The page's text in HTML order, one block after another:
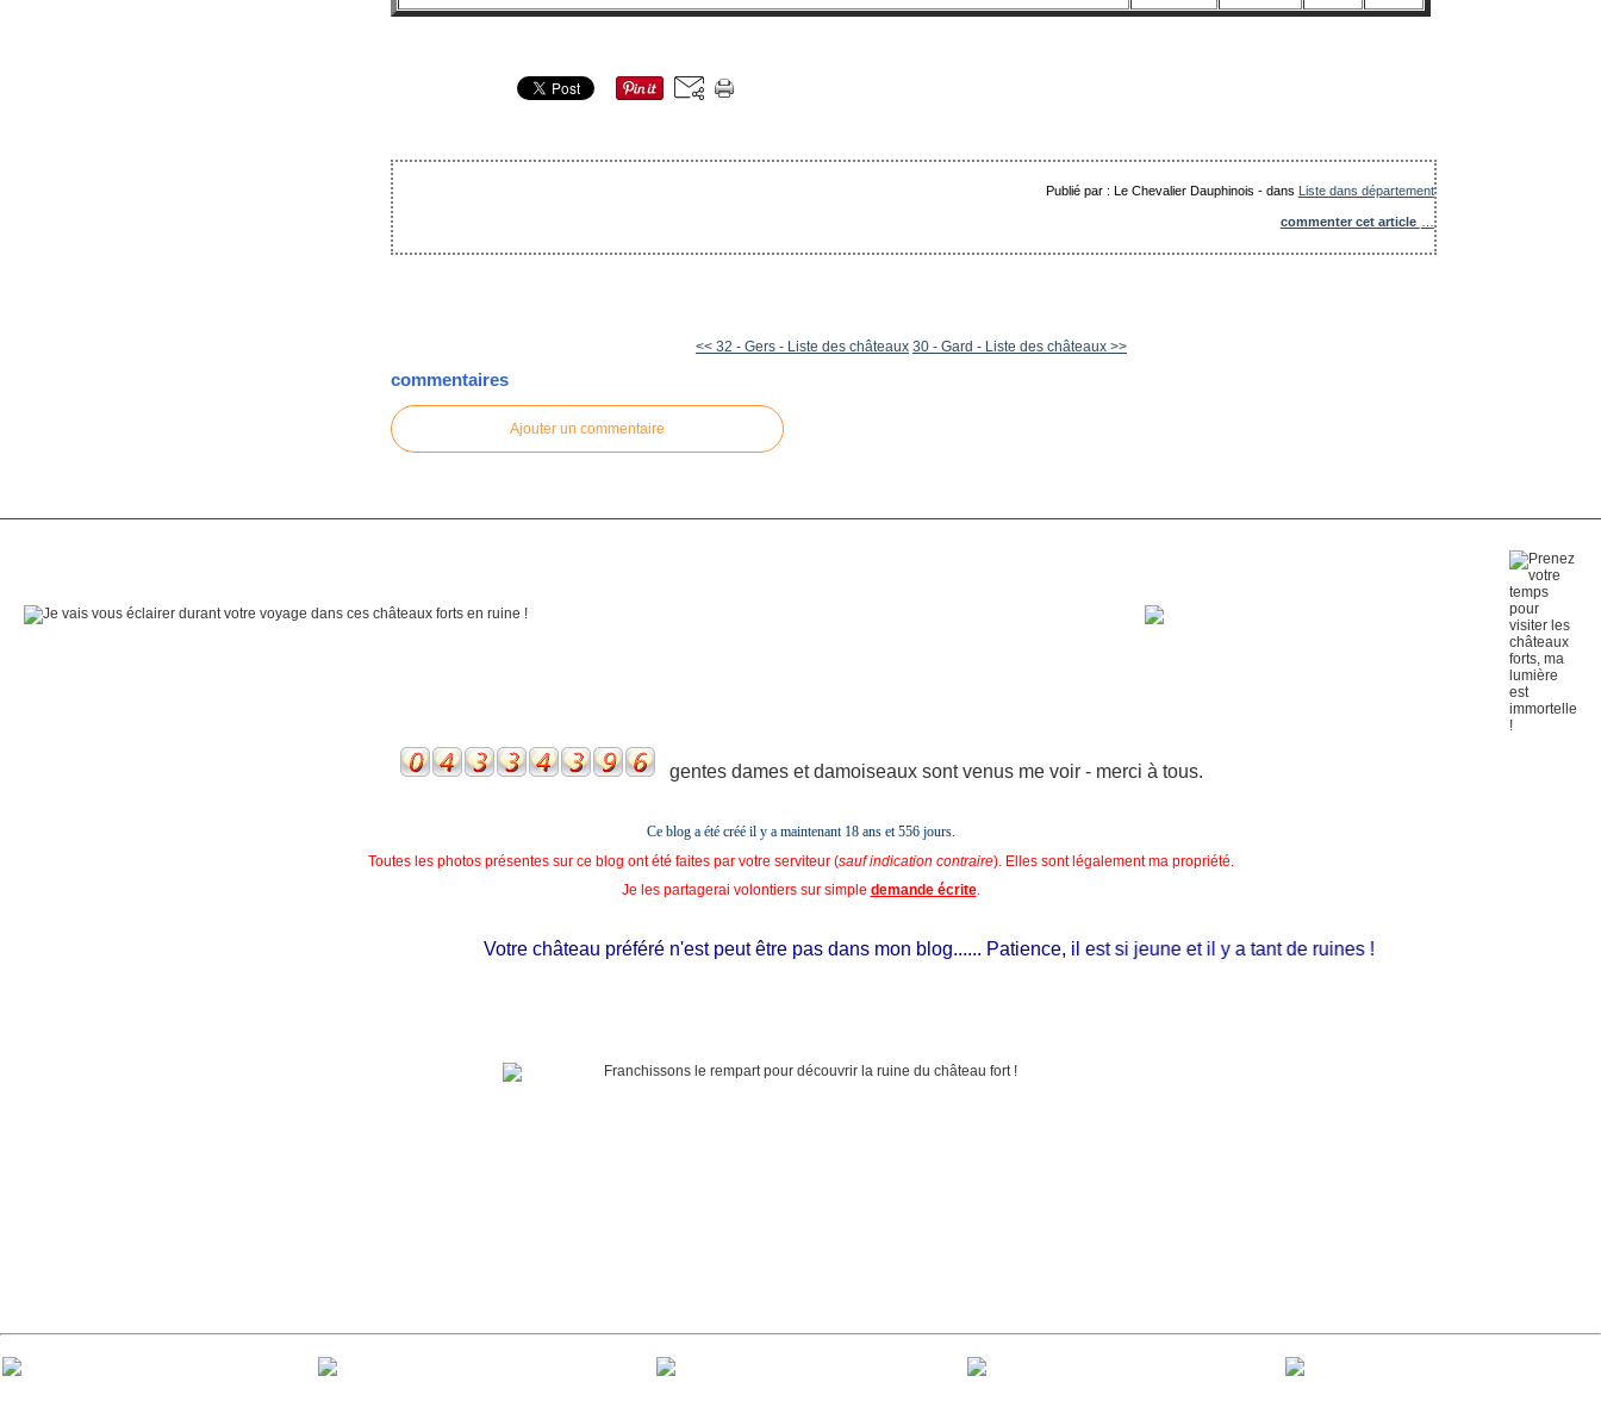
Publié par : Le Chevalier Dauphinois -dans Liste dans département
commenter cet article
<< 32 - Gers - Liste des châteaux 30 - Gard - Liste des châteaux >>
commentaires
Ajouter un commentaire
gentes dames et damoiseaux sont venus me voir - merci à tous.
Ce blog a été créé il y a maintenant 18 ans et 556 jours.
Toutes les photos présentes sur ce blog ont été faites par votre serviteur (sauf indication contraire). Elles sont légalement ma propriété.
Je les partagerai volontiers sur simple demande écrite.
Votre château préféré n'est peut être pas dans mon blog...... Patience, il est si jeune et il y a tant de ruines !